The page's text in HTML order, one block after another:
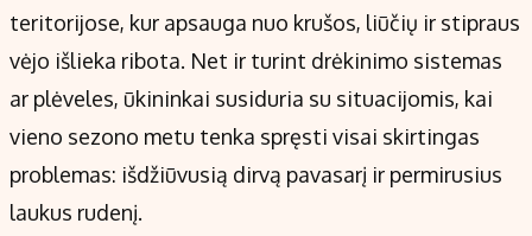
teritorijose, kur apsauga nuo krušos, liūčių ir stipraus
vėjo išlieka ribota. Net ir turint drėkinimo sistemas
ar plėveles, ūkininkai susiduria su situacijomis, kai
vieno sezono metu tenka spręsti visai skirtingas
problemas: išdžiūvusią dirvą pavasarį ir permirusius
laukus rudenį.